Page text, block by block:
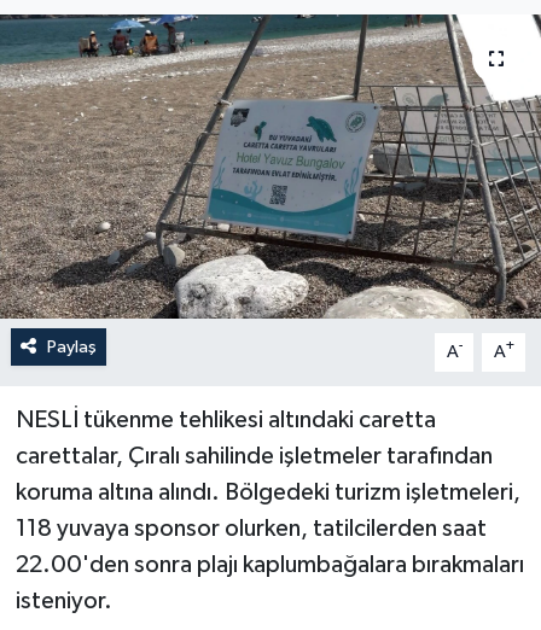
Paylaş A- A+
NESLİ tükenme tehlikesi altındaki caretta
carettalar, Çıralı sahilinde işletmeler tarafından
koruma altına alındı. Bölgedeki turizm işletmeleri,
118 yuvaya sponsor olurken, tatilcilerden saat
22.00'den sonra plajı kaplumbağalara bırakmaları
isteniyor.
Haber Kuşakları
Haberler
KANALV Spor
Kültür Sanat
Magazin
Siyaset
Sosyal medya